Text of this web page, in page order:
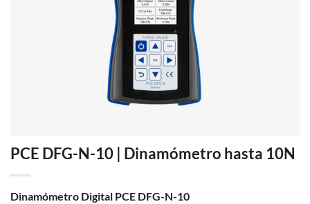
PCE DFG-N-10 | Dinamómetro hasta 10N
Dinamómetro Digital PCE DFG-N-10